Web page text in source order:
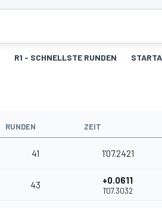
R1 - SCHNELLSTE RUNDEN
RUNDEN ZEIT
41 1'07.2421
43 +0.0611
1'07.3032